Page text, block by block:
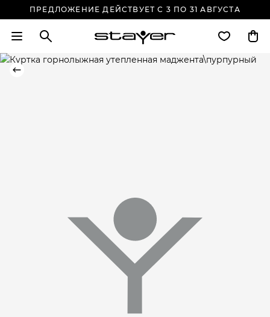
ПРЕДЛОЖЕНИЕ ДЕЙСТВУЕТ С 3 ПО 31 АВГУСТА